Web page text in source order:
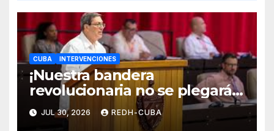
CUBA INTERVENCIONES
¡Nuestra bandera
revolucionaria no se plegará
jamás! Por Bruno Rodríguez
Parrilla
JUL 30, 2026 REDH-CUBA